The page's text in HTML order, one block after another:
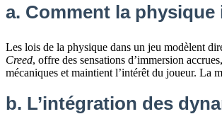
a. Comment la physique
Les lois de la physique dans un jeu modèlent
Creed, offre des sensations d’immersion
mécaniques et maintient l’intérêt du joueur. La
b. L’intégration des